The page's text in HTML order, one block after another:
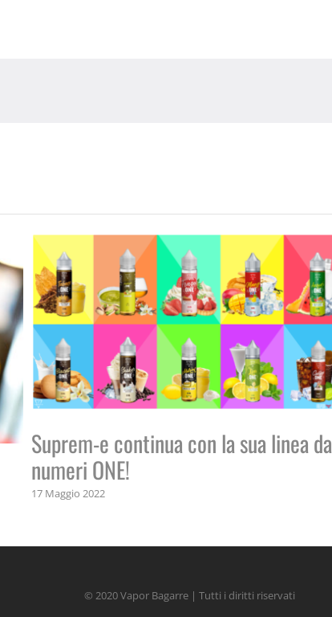
Suprem-e continua con la sua linea da
numeri ONE!
17 Maggio 2022
© 2020 Vapor Bagarre | Tutti i diritti riservati